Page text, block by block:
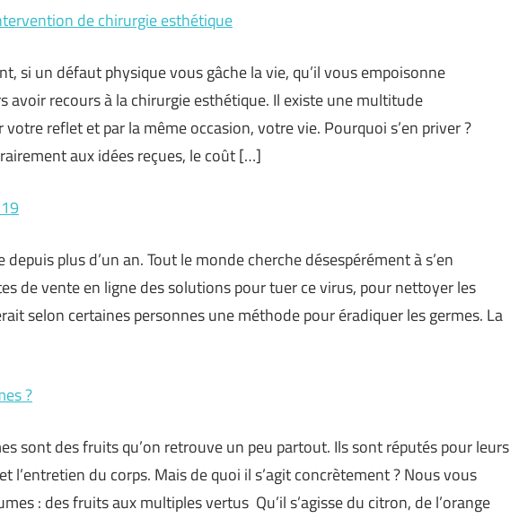
de chirurgie esthétique
si un défaut physique vous gâche la vie, qu’il vous empoisonne
avoir recours à la chirurgie esthétique. Il existe une multitude
reflet et par la même occasion, votre vie. Pourquoi s’en priver ?
aux idées reçues, le coût […]
plus d’un an. Tout le monde cherche désespérément à s’en
de vente en ligne des solutions pour tuer ce virus, pour nettoyer les
selon certaines personnes une méthode pour éradiquer les germes. La
?
sont des fruits qu’on retrouve un peu partout. Ils sont réputés pour leurs
l’entretien du corps. Mais de quoi il s’agit concrètement ? Nous vous
: des fruits aux multiples vertus Qu’il s’agisse du citron, de l’orange